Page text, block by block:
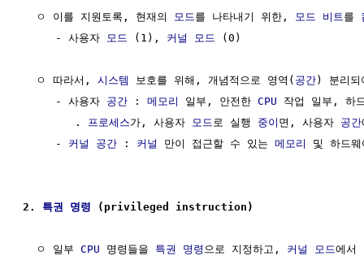
  ㅇ 이를 지원토록, 현재의
모드 를 나타내기 위한, 모드 비트 를
     - 사용자
모드 (1), 커널 모드 (0)
  ㅇ 따라서,
시스템 보호를 위해, 개념적으로 영역( 공간) 분리되
     - 사용자
공간 : 메모리 일부, 안전한 CPU 작업 일부, 하
        .
프로세스가, 사용자 모드 로 실행 중이 면, 사용자 공간
     -
커널 공간 : 커널 만이 접근할 수 있는 메모리 및 하드
2. 특권 명령 (privileged instruction)
  ㅇ 일부
CPU 명령들을 특권 명령 으로 지정하고, 커널 모드에서